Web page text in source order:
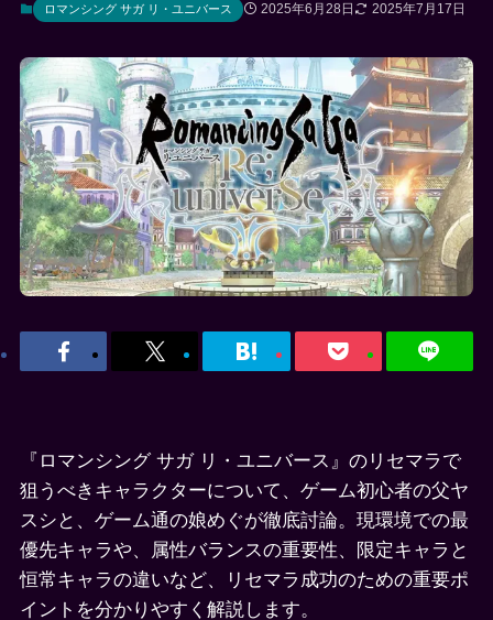
ロマンシング サガ リ・ユニバース 2025年6月28日 2025年7月17日
『ロマンシング サガ リ・ユニバース』のリセマラで
狙うべきキャラクターについて、ゲーム初心者の父ヤ
スシと、ゲーム通の娘めぐが徹底討論。現環境での最
優先キャラや、属性バランスの重要性、限定キャラと
恒常キャラの違いなど、リセマラ成功のための重要ポ
イントを分かりやすく解説します。